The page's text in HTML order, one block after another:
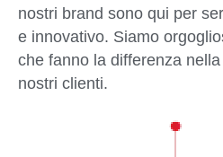
nostri brand sono qui per
e innovativo. Siamo
che fanno la differenza nella
nostri clienti.